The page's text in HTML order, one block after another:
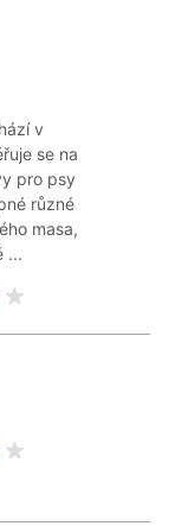
v
se na
pro psy
různé
masa,
...